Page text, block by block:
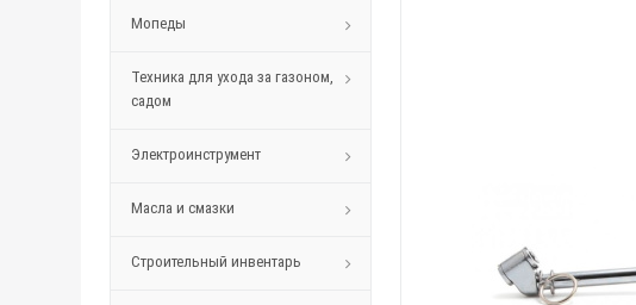
Мопеды
Техника для ухода за газоном,
садом
Электроинструмент
Масла и смазки
Строительный инвентарь